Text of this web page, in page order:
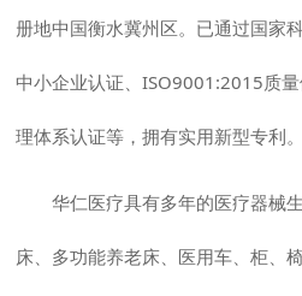
册地中国衡水冀州区。已通过国家
中小企业认证、ISO9001:2015质
理体系认证等，拥有实用新型专利。
华仁医疗具有多年的医疗器械
床、多功能养老床、医用车、柜、